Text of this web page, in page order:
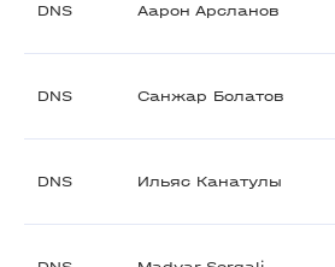
DNS Аарон Арсланов
DNS Санжар Болатов
DNS Ильяс Канатулы